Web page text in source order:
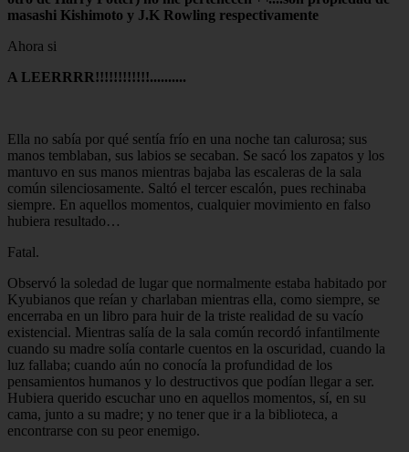
masashi Kishimoto y J.K Rowling respectivamente
Ahora si
A LEERRRR!!!!!!!!!!!!..........
Ella no sabía por qué sentía frío en una noche tan calurosa; sus
manos temblaban, sus labios se secaban. Se sacó los zapatos y los
mantuvo en sus manos mientras bajaba las escaleras de la sala
común silenciosamente. Saltó el tercer escalón, pues rechinaba
siempre. En aquellos momentos, cualquier movimiento en falso
hubiera resultado…
Fatal.
Observó la soledad de lugar que normalmente estaba habitado por
Kyubianos que reían y charlaban mientras ella, como siempre, se
encerraba en un libro para huir de la triste realidad de su vacío
existencial. Mientras salía de la sala común recordó infantilmente
cuando su madre solía contarle cuentos en la oscuridad, cuando la
luz fallaba; cuando aún no conocía la profundidad de los
pensamientos humanos y lo destructivos que podían llegar a ser.
Hubiera querido escuchar uno en aquellos momentos, sí, en su
cama, junto a su madre; y no tener que ir a la biblioteca, a
encontrarse con su peor enemigo.